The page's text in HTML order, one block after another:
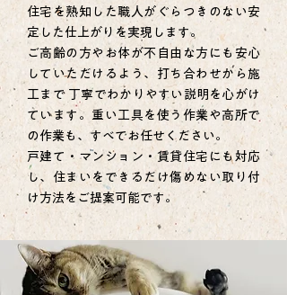
住宅を熟知した職人がぐらつきのない安
定した仕上がりを実現します。
ご高齢の方やお体が不自由な方にも安心
していただけるよう、打ち合わせから施
工まで 丁寧でわかりやすい説明を心がけ
ています。重い工具を使う作業や高所で
の作業も、すべてお任せください。
戸建て・マンション・賃貸住宅にも対応
し、住まいをできるだけ傷めない取り付
け方法をご提案可能です。